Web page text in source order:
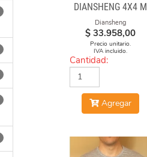
DIANSHENG 4X4 M
Diansheng
$ 33.958,00
Precio unitario.
IVA incluido.
Cantidad:
Agregar